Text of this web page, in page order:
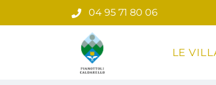
au
04 95 71 80 06
Site officiel du
LE